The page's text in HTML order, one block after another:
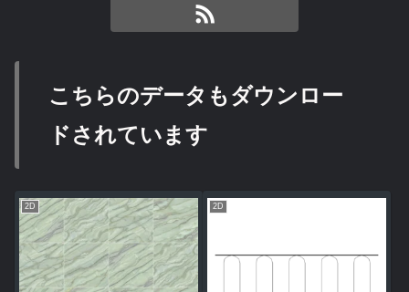
こちらのデータもダウンロー
ドされています
2D 2D